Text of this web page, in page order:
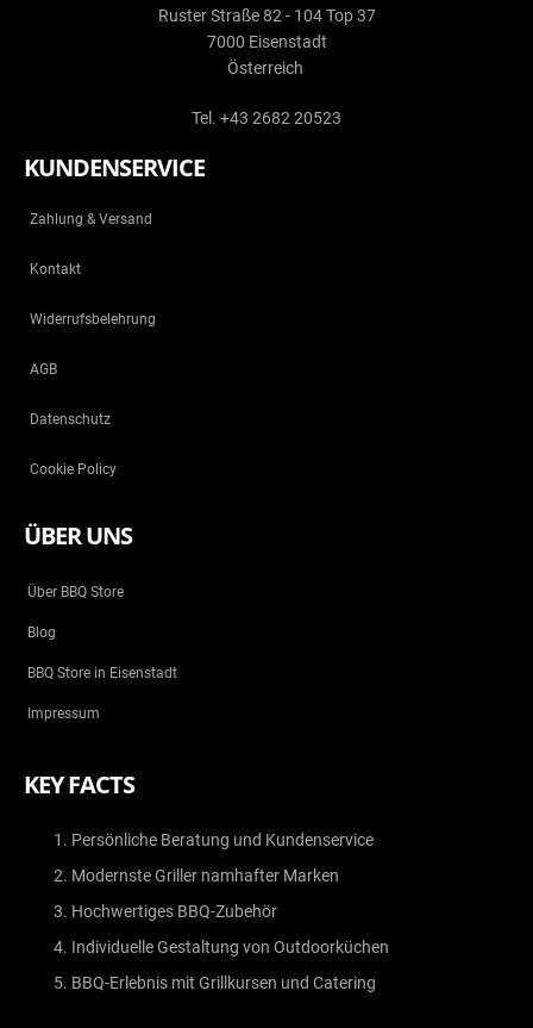
Ruster Straße 82 - 104 Top 37
7000 Eisenstadt
Österreich
Tel. +43 2682 20523
KUNDENSERVICE
Zahlung & Versand
Kontakt
Widerrufsbelehrung
AGB
Datenschutz
Cookie Policy
ÜBER UNS
Über BBQ Store
Blog
BBQ Store in Eisenstadt
Impressum
KEY FACTS
Persönliche Beratung und Kundenservice
Modernste Griller namhafter Marken
Hochwertiges BBQ-Zubehör
Individuelle Gestaltung von Outdoorküchen
BBQ-Erlebnis mit Grillkursen und Catering